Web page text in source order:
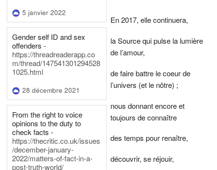
5 janvier 2022
Gender self ID and sex
offenders -
https://threadreaderapp.co
m/thread/147541301294528
1025.html
28 décembre 2021
From the right to voice
opinions to the duty to
check facts -
https://thecritic.co.uk/issues
/december-january-
2022/matters-of-fact-in-a-
post-truth-world/
En 2017, elle continuera,
la Source qui pulse la lumière
de l’amour,
de faire battre le coeur de
l’univers (et le nôtre) ;
nous donnant encore et
toujours de connaître
des temps pour renaître,
découvrir, se réjouir,